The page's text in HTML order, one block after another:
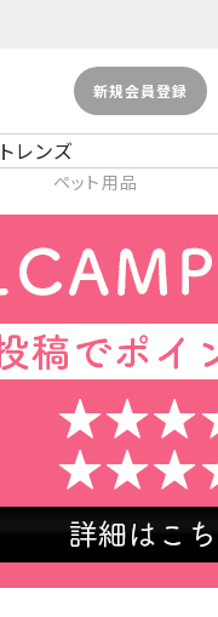
新規会員登録
レンズ
ペット用品